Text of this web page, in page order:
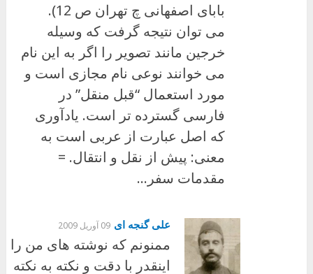
بابای اصفهانی چ تهران ص 12).
می توان نتیجه گرفت که وسیله
خرجین مانند تصویر را اگر به این نام
می خوانند نوعی نام مجازی است و
مورد استعمال “قبل منقل” در
فارسی گسترده تر است. یادآوری
که اصل عبارت از عربی است به
معنی: پیش از نقل و انتقال. =
مقدمات سفر…
علی گنجه ای 09 آوریل 2009
ممنونم که نوشته های من را
اینقدر با دقت و نکته به نکته